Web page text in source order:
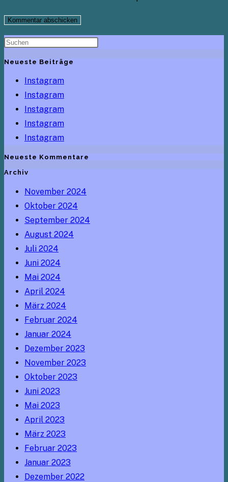
Neueste Beiträge
Instagram
Instagram
Instagram
Instagram
Instagram
Neueste Kommentare
Archiv
November 2024
Oktober 2024
September 2024
August 2024
Juli 2024
Juni 2024
Mai 2024
April 2024
März 2024
Februar 2024
Januar 2024
Dezember 2023
November 2023
Oktober 2023
Juni 2023
Mai 2023
April 2023
März 2023
Februar 2023
Januar 2023
Dezember 2022